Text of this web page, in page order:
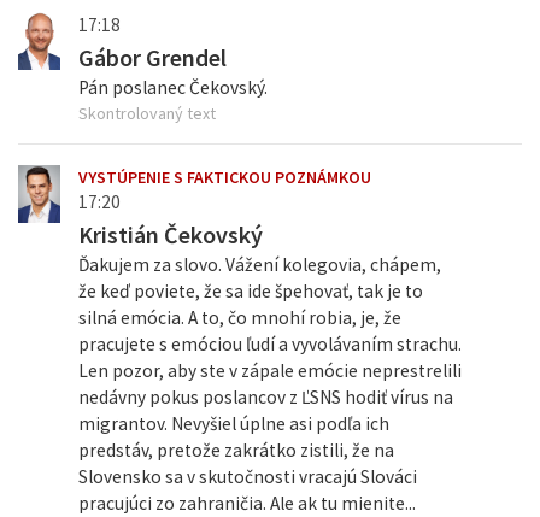
17:18
Gábor Grendel
Pán poslanec Čekovský.
Skontrolovaný text
VYSTÚPENIE S FAKTICKOU POZNÁMKOU
17:20
Kristián Čekovský
Ďakujem za slovo. Vážení kolegovia, chápem,
že keď poviete, že sa ide špehovať, tak je to
silná emócia. A to, čo mnohí robia, je, že
pracujete s emóciou ľudí a vyvolávaním strachu.
Len pozor, aby ste v zápale emócie neprestrelili
nedávny pokus poslancov z ĽSNS hodiť vírus na
migrantov. Nevyšiel úplne asi podľa ich
predstáv, pretože zakrátko zistili, že na
Slovensko sa v skutočnosti vracajú Slováci
pracujúci zo zahraničia. Ale ak tu mienite...